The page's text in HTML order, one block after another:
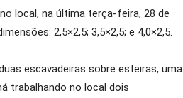
local, na última terça-feira, 28 de
2,5×2,5; 3,5×2,5; e 4,0×2,5.
escavadeiras sobre esteiras, uma
trabalhando no local dois